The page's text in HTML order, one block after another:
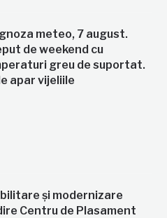
meteo, 7 august.
de weekend cu
greu de suportat.
apar vijeliile
și modernizare
Centru de Plasament